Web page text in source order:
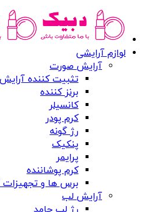
لوازم آرایشی
آرایش صورت
تثبیت کننده آرایش
برنز کننده
کانسیلر
کرم پودر
رژ گونه
پنکیک
پرایمر
کرم پوشاننده
برس ها و
آرایش لب